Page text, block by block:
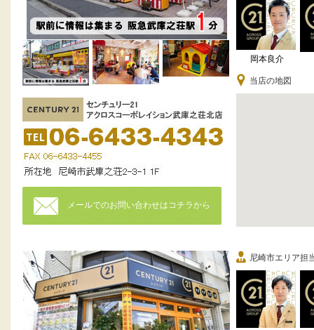
メールでのお問い合わせはコチラから
岡本良介
当店の地図
尼崎市エリア担